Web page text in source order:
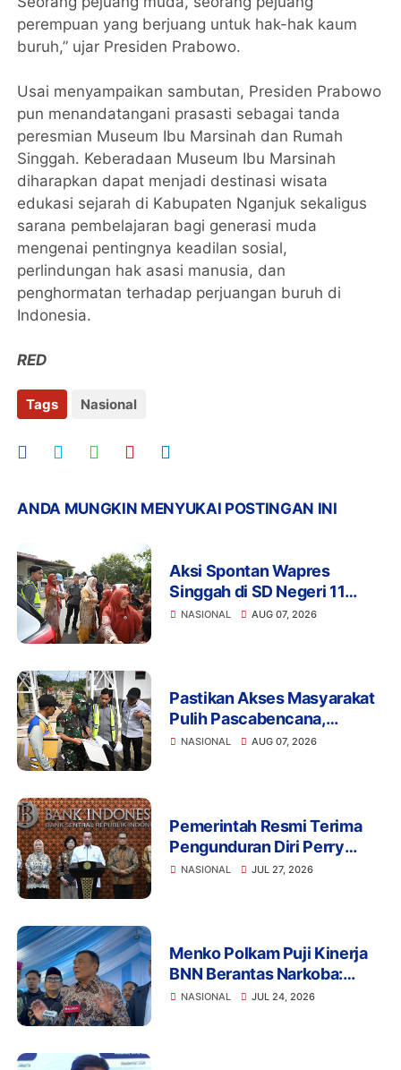
perempuan yang berjuang untuk hak-hak kaum
buruh,” ujar Presiden Prabowo.
Usai menyampaikan sambutan, Presiden Prabowo
pun menandatangani prasasti sebagai tanda
peresmian Museum Ibu Marsinah dan Rumah
Singgah. Keberadaan Museum Ibu Marsinah
diharapkan dapat menjadi destinasi wisata
edukasi sejarah di Kabupaten Nganjuk sekaligus
sarana pembelajaran bagi generasi muda
mengenai pentingnya keadilan sosial,
perlindungan hak asasi manusia, dan
penghormatan terhadap perjuangan buruh di
Indonesia.
RED
Tags Nasional
ANDA MUNGKIN MENYUKAI POSTINGAN INI
Aksi Spontan Wapres
Singgah di SD Negeri 11
Jangka, Sapa Siswa dan
NASIONAL AUG 07, 2026
Pastikan Akses Masyarakat
Pulih Pascabencana,
Wapres Tinjau
NASIONAL AUG 07, 2026
Pemerintah Resmi Terima
Pengunduran Diri Perry
Warjiyo, Destry Damayanti
NASIONAL JUL 27, 2026
Menko Polkam Puji Kinerja
BNN Berantas Narkoba:
Selamatkan Manusia dan
NASIONAL JUL 24, 2026